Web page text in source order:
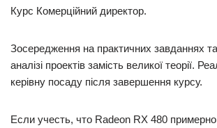
Курс Комерційний директор.
Зосередження на практичних завданнях
аналізі проектів замість великої теорії.
керівну посаду після завершення курсу.
Если учесть, что Radeon RX 480